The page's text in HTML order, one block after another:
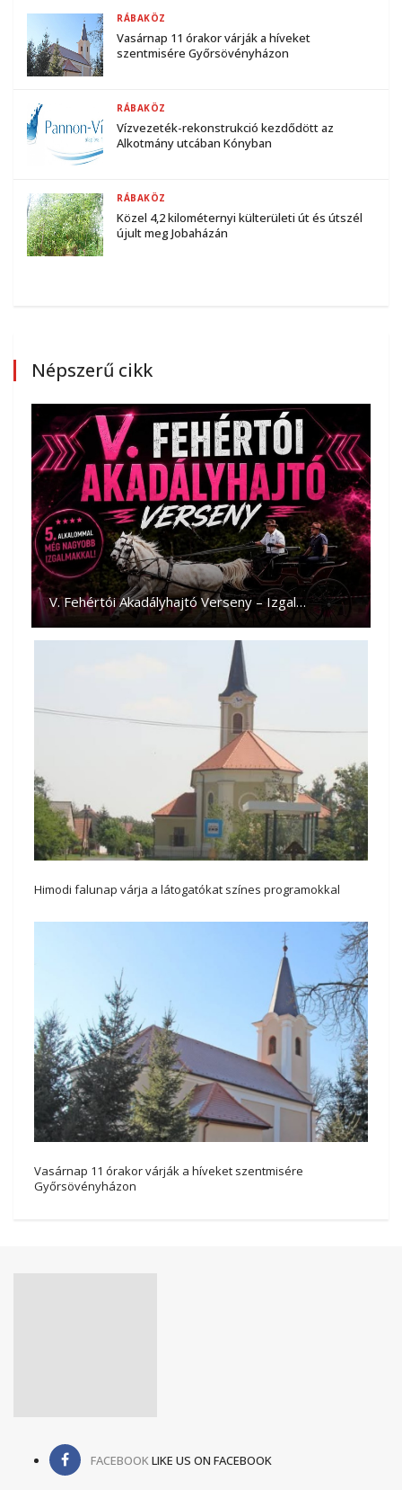
Vasárnap 11 órakor várják a híveket
szentmisére Győrsövényházon
RÁBAKÖZ
Vízvezeték-rekonstrukció kezdődött az
Alkotmány utcában Kónyban
RÁBAKÖZ
Közel 4,2 kilométernyi külterületi út és útszél
újult meg Jobaházán
RÁBAKÖZ
Népszerű cikk
V. Fehértói Akadályhajtó Verseny – Izgal…
Himodi falunap várja a látogatókat színes programokkal
Vasárnap 11 órakor várják a híveket szentmisére
Győrsövényházon
FACEBOOKLIKE US ON FACEBOOK